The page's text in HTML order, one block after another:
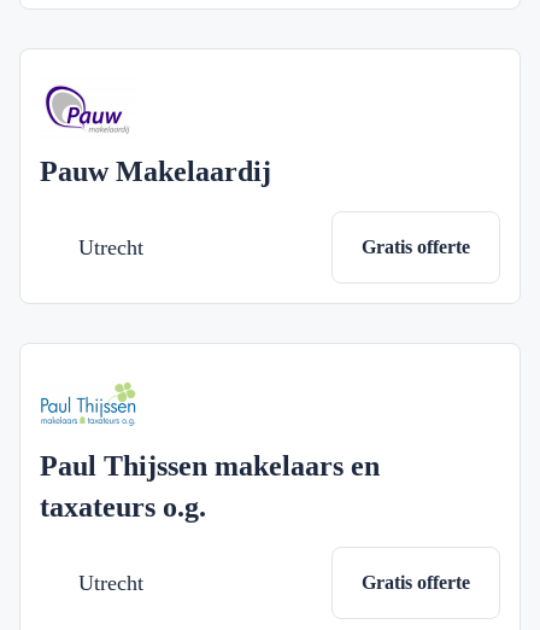
Pauw Makelaardij
Utrecht Gratis offerte
Paul Thijssen makelaars en
taxateurs o.g.
Utrecht Gratis offerte